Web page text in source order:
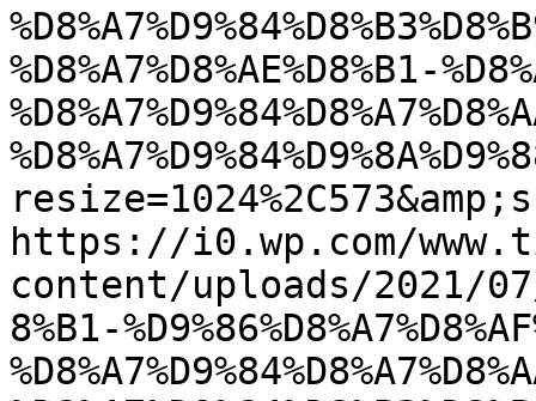
%D8%A7%D8%AE%D8%B1-
https://i0.wp.com/
content/uploads/2021/07/
8%B1-